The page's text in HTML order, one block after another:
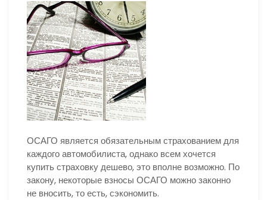
ОСАГО является обязательным страхованием для
каждого автомобилиста, однако всем хочется
купить страховку дешево, это вполне возможно. По
закону, некоторые взносы ОСАГО можно законно
не вносить, то есть, сэкономить.